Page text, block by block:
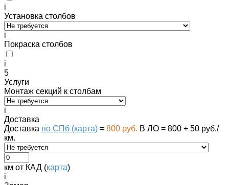
i
Установка столбов
i
Покраска столбов
i
5
Услуги
Монтаж секций к столбам
i
Доставка
Доставка по СПб (карта) = 800 руб. В ЛО = 800 + 50 руб./
км.
км от КАД (карта)
i